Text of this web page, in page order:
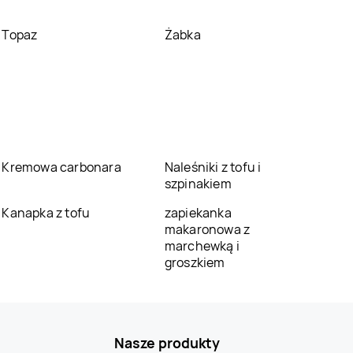
Topaz Żabka
Kremowa carbonara
Naleśniki z tofu i
szpinakiem
Kanapka z tofu
zapiekanka
makaronowa z
marchewką i
groszkiem
Nasze produkty